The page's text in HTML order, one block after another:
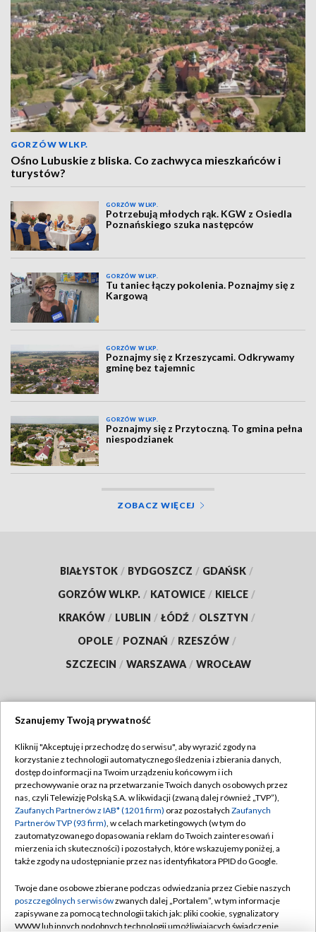
GORZÓW WLKP.
Ośno Lubuskie z bliska. Co zachwyca mieszkańców i
turystów?
GORZÓW WLKP.
Potrzebują młodych rąk. KGW z Osiedla
Poznańskiego szuka następców
GORZÓW WLKP.
Tu taniec łączy pokolenia. Poznajmy się z
Kargową
GORZÓW WLKP.
Poznajmy się z Krzeszycami. Odkrywamy
gminę bez tajemnic
GORZÓW WLKP.
Poznajmy się z Przytoczną. To gmina pełna
niespodzianek
ZOBACZ WIĘCEJ
BIAŁYSTOK / BYDGOSZCZ / GDAŃSK /
GORZÓW WLKP. / KATOWICE / KIELCE /
KRAKÓW / LUBLIN / ŁÓDŹ / OLSZTYN /
OPOLE / POZNAŃ / RZESZÓW /
SZCZECIN / WARSZAWA / WROCŁAW
TVP
Abonament TVP
Emisja w TVP
Centrum informacji TVP
Naziemna Telewizja Cyfrowa
Rada Programowa
System NOS
Regulamin TVP
Polityka prywatności
Moje zgody
Pomoc
Kontakt
Szanujemy Twoją prywatność
Kliknij "Akceptuję i przechodzę do serwisu", aby wyrazić zgody na
korzystanie z technologii automatycznego śledzenia i zbierania danych,
dostęp do informacji na Twoim urządzeniu końcowym i ich
przechowywanie oraz na przetwarzanie Twoich danych osobowych przez
nas, czyli Telewizję Polską S.A. w likwidacji (zwaną dalej również „TVP”),
Zaufanych Partnerów z IAB* (1201 firm) oraz pozostałych Zaufanych
Partnerów TVP (93 firm), w celach marketingowych (w tym do
zautomatyzowanego dopasowania reklam do Twoich zainteresowań i
mierzenia ich skuteczności) i pozostałych, które wskazujemy poniżej, a
także zgody na udostępnianie przez nas identyfikatora PPID do Google.
Twoje dane osobowe zbierane podczas odwiedzania przez Ciebie naszych
poszczególnych serwisówzwanych dalej „Portalem”, w tym informacje
zapisywane za pomocą technologii takich jak: pliki cookie, sygnalizatory
WWW lub innych podobnych technologii umożliwiających świadczenie